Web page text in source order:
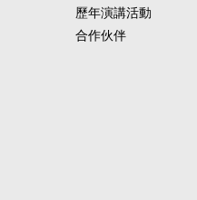
歷年演講活動
合作伙伴